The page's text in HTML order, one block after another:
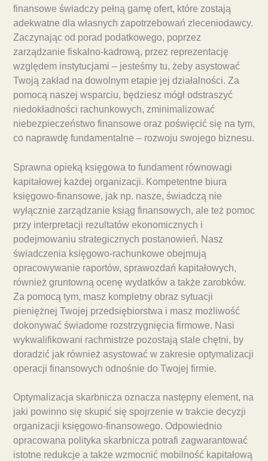
finansowe świadczy pełną gamę ofert, które zostają
adekwatne dla własnych zapotrzebowań zleceniodawcy.
Zaczynając od porad podatkowego, poprzez
zarządzanie fiskalno-kadrową, przez reprezentację
względem instytucjami – jesteśmy tu, żeby asystować
Twoją zakład na dowolnym etapie jej działalności. Za
pomocą naszej wsparciu, będziesz mógł odstraszyć
niedokładności rachunkowych, zminimalizować
niebezpieczeństwo finansowe oraz poświęcić się na tym,
co naprawdę fundamentalne – rozwoju swojego biznesu.
Sprawna opieką księgowa to fundament równowagi
kapitałowej każdej organizacji. Kompetentne biura
księgowo-finansowe, jak np. nasze, świadczą nie
wyłącznie zarządzanie ksiąg finansowych, ale też pomoc
przy interpretacji rezultatów ekonomicznych i
podejmowaniu strategicznych postanowień. Nasz
świadczenia księgowo-rachunkowe obejmują
opracowywanie raportów, sprawozdań kapitałowych,
również gruntowną ocenę wydatków a także zarobków.
Za pomocą tym, masz kompletny obraz sytuacji
pieniężnej Twojej przedsiębiorstwa i masz możliwość
dokonywać świadome rozstrzygnięcia firmowe. Nasi
wykwalifikowani rachmistrze pozostają stale chętni, by
doradzić jak również asystować w zakresie optymalizacji
operacji finansowych odnośnie do Twojej firmie.
Optymalizacja skarbnicza oznacza następny element, na
jaki powinno się skupić się spojrzenie w trakcie decyzji
organizacji księgowo-finansowego. Odpowiednio
opracowana polityka skarbnicza potrafi zagwarantować
istotne redukcje a także wzmocnić mobilność kapitałową